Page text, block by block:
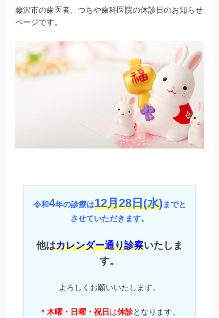
藤沢市の歯医者、つちや歯科医院の休診日のお知らせ
ページです。
令和4年の診療は12月28日(水)までと
させていただきます。
他はカレンダー通り診察いたしま
す。
よろしくお願いいたします。
＊ 木曜・日曜・祝日 は休診となります。